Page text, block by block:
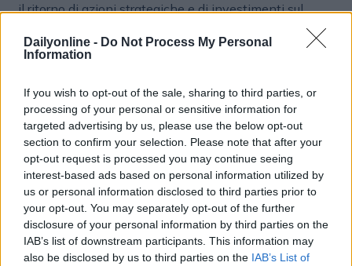
Dailyonline - Do Not Process My Personal
Information
If you wish to opt-out of the sale, sharing to third parties, or
processing of your personal or sensitive information for
targeted advertising by us, please use the below opt-out
section to confirm your selection. Please note that after your
opt-out request is processed you may continue seeing
interest-based ads based on personal information utilized by
us or personal information disclosed to third parties prior to
your opt-out. You may separately opt-out of the further
disclosure of your personal information by third parties on the
IAB’s list of downstream participants. This information may
also be disclosed by us to third parties on the IAB’s List of
il ritorno di azioni strategiche e di investimenti sul
brand in diverse casistiche, minimizzando il rischio e
massimizzando l’impatto economico». A margine
dell’incontro, Marazza ha anticipato a
dovrebbe chiudere intorno al +5% pur in un mercato
dall’andamento “nervoso” e che funziona bene
l’integrazione con il network, per il quale gestisce la
Type Foundry da Milano, la cui sede sta collaborando
con quella di Parigi per il rebranding diNespresso.